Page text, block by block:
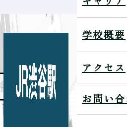
学校概要
アクセス
お問い